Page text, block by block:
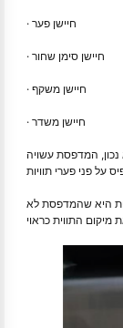
· חיישן פער
· חיישן סימן שחור
· חיישן משקף
· חיישן משדר
המדפסת עשויה
היא שהמדפסת לא